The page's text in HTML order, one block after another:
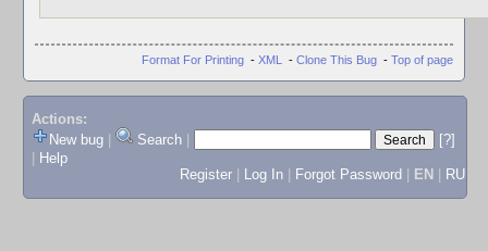
Format For Printing - XML - Clone This Bug - Top of page
Actions:
New bug
Search
[?]
Help
Register
Log In Forgot Password EN RU